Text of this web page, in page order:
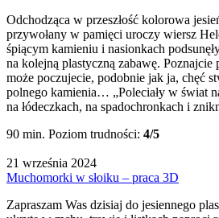
Odchodząca w przeszłość kolorowa
przywołany w pamięci uroczy wiersz
śpiącym kamieniu i nasionkach
na kolejną plastyczną zabawę. Poznajcie
może poczujecie, podobnie jak ja, chęć
polnego kamienia… „Poleciały w świat
na łódeczkach, na spadochronkach i
90 min. Poziom trudności: 4/5
21 września 2024
Muchomorki w słoiku – praca 3D
Zapraszam Was dzisiaj do jesiennego